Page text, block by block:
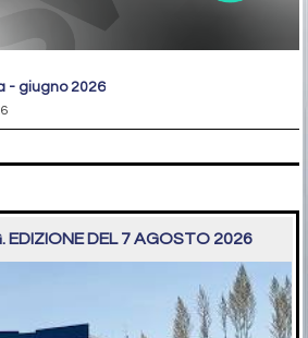
- giugno 2026
EDIZIONE DEL 7 AGOSTO 2026